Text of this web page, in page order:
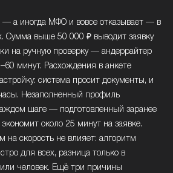
— а иногда МФО и вовсе отказывает — в
Сумма выше 50 000 ₽ выводит заявку
на ручную проверку — андеррайтер
минут. Расхождения в анкете
система просит документы, и
Незаполненный профиль
шаге — подготовленный заранее
экономит около 25 минут на заявке.
на скорость не влияет: алгоритм
для всех, разница только в
человек. Ещё три причины